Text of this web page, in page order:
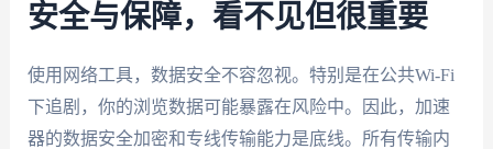
安全与保障，看不见但很重要
使用网络工具，数据安全不容忽视。特别是在公共Wi-Fi
下追剧，你的浏览数据可能暴露在风险中。因此，加速
器的数据安全加密和专线传输能力是底线。所有传输内